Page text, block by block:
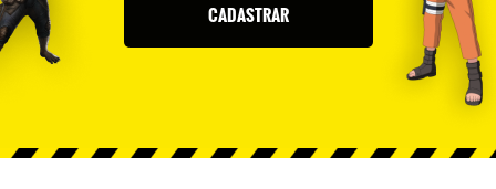
CADASTRAR